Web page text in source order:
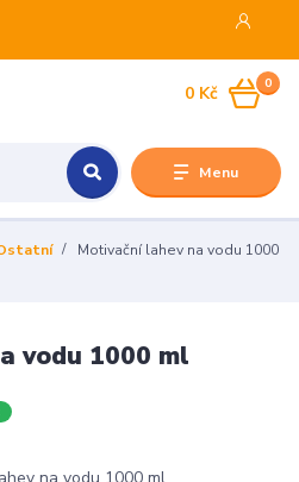
Menu
0
0 Kč
Motivační lahev na vodu 1000
vodu 1000 ml